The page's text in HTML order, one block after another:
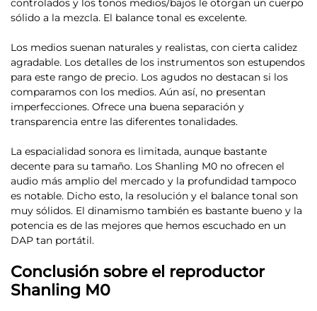
controlados y los tonos medios/bajos le otorgan un cuerpo
sólido a la mezcla. El balance tonal es excelente.
Los medios suenan naturales y realistas, con cierta calidez
agradable. Los detalles de los instrumentos son estupendos
para este rango de precio. Los agudos no destacan si los
comparamos con los medios. Aún así, no presentan
imperfecciones. Ofrece una buena separación y
transparencia entre las diferentes tonalidades.
La espacialidad sonora es limitada, aunque bastante
decente para su tamaño. Los Shanling M0 no ofrecen el
audio más amplio del mercado y la profundidad tampoco
es notable. Dicho esto, la resolución y el balance tonal son
muy sólidos. El dinamismo también es bastante bueno y la
potencia es de las mejores que hemos escuchado en un
DAP tan portátil.
Conclusión sobre el reproductor
Shanling M0